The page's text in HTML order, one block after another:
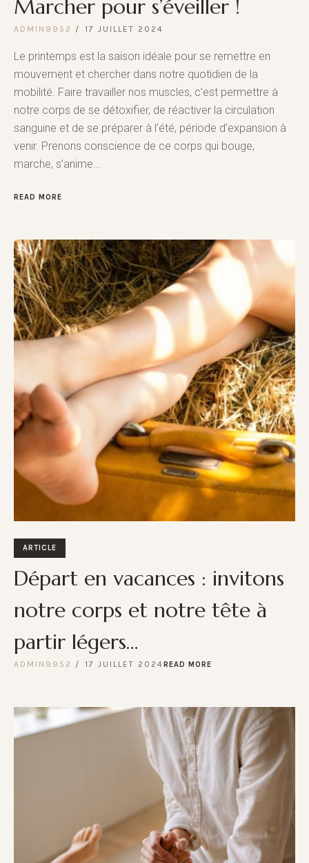
Marcher pour s’éveiller !
ADMIN9952 17 JUILLET 2024
Le printemps est la saison idéale pour se remettre en
mouvement et chercher dans notre quotidien de la
mobilité. Faire travailler nos muscles, c’est permettre à
notre corps de se détoxifier, de réactiver la circulation
sanguine et de se préparer à l’été, période d’expansion à
venir. Prenons conscience de ce corps qui bouge,
marche, s’anime...
READ MORE
ARTICLE
Départ en vacances : invitons
notre corps et notre tête à
partir légers…
ADMIN9952 17 JUILLET 2024READ MORE